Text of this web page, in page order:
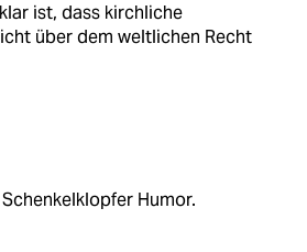
ist, dass kirchliche
über dem weltlichen Recht
Humor.